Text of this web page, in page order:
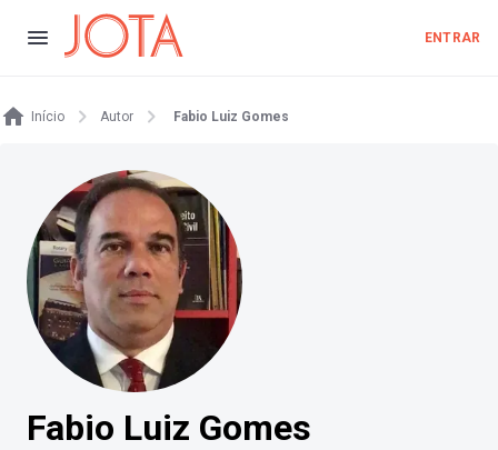
ENTRAR
Início Autor Fabio Luiz Gomes
Fabio Luiz Gomes